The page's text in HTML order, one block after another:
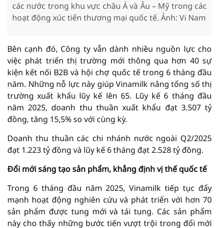
các nước trong khu vực châu Á và Âu – Mỹ trong các
hoạt động xúc tiến thương mại quốc tế. Ảnh: Vi Nam
Bên cạnh đó, Công ty vẫn dành nhiều nguồn lực cho
việc phát triển thị trường mới thông qua hơn 40 sự
kiện kết nối B2B và hội chợ quốc tế trong 6 tháng đầu
năm. Những nỗ lực này giúp Vinamilk nâng tổng số thị
trường xuất khẩu lũy kế lên 65. Lũy kế 6 tháng đầu
năm 2025, doanh thu thuần xuất khẩu đạt 3.507 tỷ
đồng, tăng 15,5% so với cùng kỳ.
Doanh thu thuần các chi nhánh nước ngoài Q2/2025
đạt 1.223 tỷ đồng và lũy kế 6 tháng đạt 2.528 tỷ đồng.
Đổi mới sáng tạo sản phẩm, khẳng định vị thế quốc tế
Trong 6 tháng đầu năm 2025, Vinamilk tiếp tục đẩy
mạnh hoạt động nghiên cứu và phát triển với hơn 70
sản phẩm được tung mới và tái tung. Các sản phẩm
này cho thấy những bước tiến vượt trội trong đổi mới